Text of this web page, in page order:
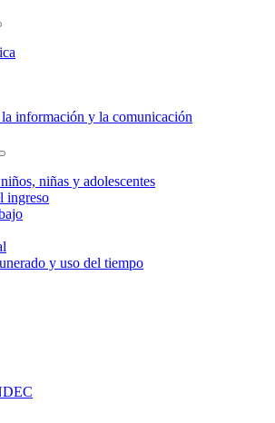
información y la comunicación
niñas y adolescentes
ingreso
y uso del tiempo